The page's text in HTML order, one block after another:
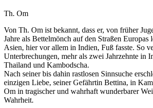
Th. Om
Von Th. Om ist bekannt, dass er, von früher
Jahre als Bettelmönch auf den Straßen Europas
Asien, hier vor allem in Indien, Fuß fasste. So
Unterbrechungen, mehr als zwei Jahrzehnte in
Thailand und Kambodscha.
Nach seiner bis dahin rastlosen Sinnsuche
einzigen Liebe, seiner Gefährtin Bettina, in
Om in tragischer und wahrhaft wunderbarer
Wahrheit.